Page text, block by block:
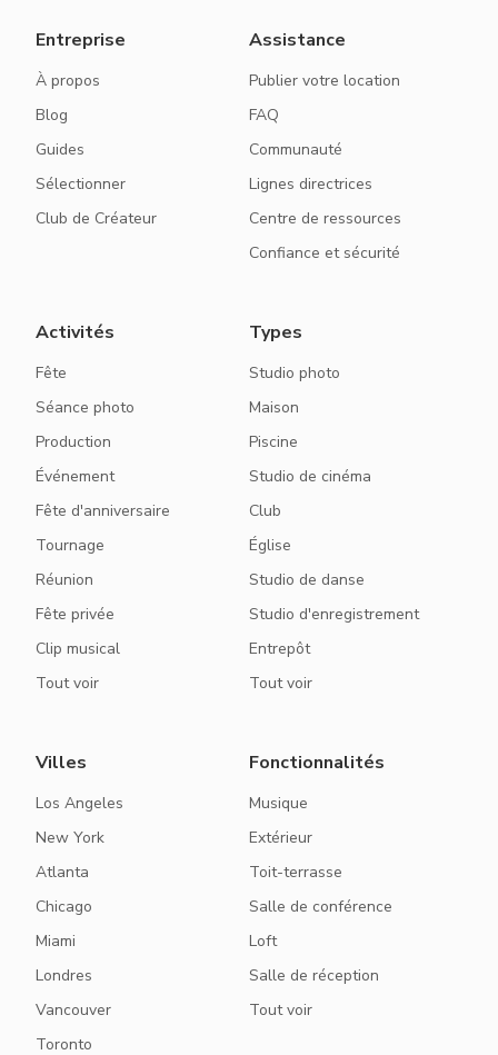
Entreprise
À propos
Blog
Guides
Sélectionner
Club de Créateur
Assistance
Publier votre location
FAQ
Communauté
Lignes directrices
Centre de ressources
Confiance et sécurité
Activités
Fête
Séance photo
Production
Événement
Fête d'anniversaire
Tournage
Réunion
Fête privée
Clip musical
Tout voir
Types
Studio photo
Maison
Piscine
Studio de cinéma
Club
Église
Studio de danse
Studio d'enregistrement
Entrepôt
Tout voir
Villes
Los Angeles
New York
Atlanta
Chicago
Miami
Londres
Vancouver
Toronto
Fonctionnalités
Musique
Extérieur
Toit-terrasse
Salle de conférence
Loft
Salle de réception
Tout voir